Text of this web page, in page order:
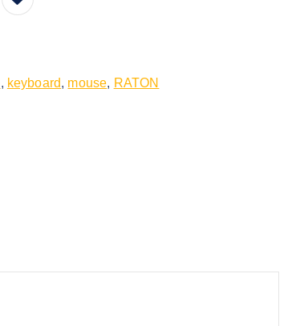
, keyboard, mouse, RATON